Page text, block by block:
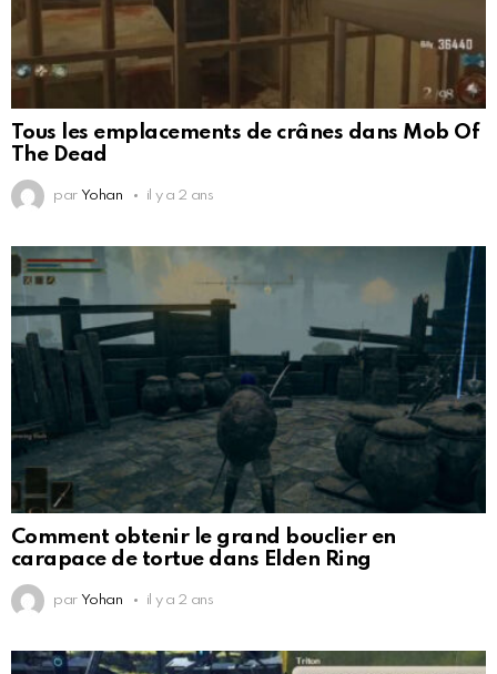
Tous les emplacements de crânes dans Mob Of
The Dead
par Yohan il y a 2 ans
Comment obtenir le grand bouclier en
carapace de tortue dans Elden Ring
par Yohan il y a 2 ans